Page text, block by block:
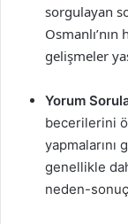
sorgulayan
gelişmeler
Yorum
becerilerini
yapmalarını
genellikle
neden-